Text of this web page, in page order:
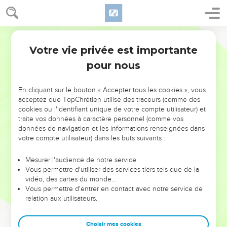
NE MANQUEZ PAS L’ÉVÉNEMENT
DE L’ANNÉE !
ET SI LEURS ERREURS POUVAIENT VOUS ÉVITER LES
VOTRES ?
leur foi ou leur vision. Mais on voit moins les doutes, les erreurs
et les saisons difficiles qu'ils ont traversés, alors même que ce
sont elles qui les ont façonnés.
Dans cette conférence, leaders, entrepreneurs, et responsables
clés pour avancer avec plus de sagesse afin que leurs erreurs
Votre vie privée est importante
pour nous
En cliquant sur le bouton « Accepter tous les cookies », vous
acceptez que TopChrétien utilise des traceurs (comme des
cookies ou l'identifiant unique de votre compte utilisateur) et
traite vos données à caractère personnel (comme vos
données de navigation et les informations renseignées dans
votre compte utilisateur) dans les buts suivants :
Mesurer l'audience de notre service
Vous permettre d'utiliser des services tiers tels que de la
vidéo, des cartes du monde…
Vous permettre d'entrer en contact avec notre service de
relation aux utilisateurs.
Choisir mes cookies